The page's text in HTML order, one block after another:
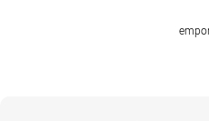
Prix nets TTC